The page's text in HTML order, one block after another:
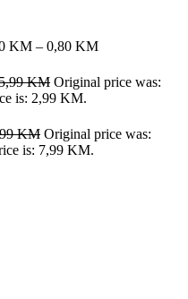
KM – 0,80 KM
KM Original price was:
is: 2,99 KM.
KM Original price was:
is: 7,99 KM.